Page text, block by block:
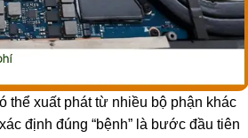
thể xuất phát từ nhiều bộ phận khác
định đúng “bệnh” là bước đầu tiên